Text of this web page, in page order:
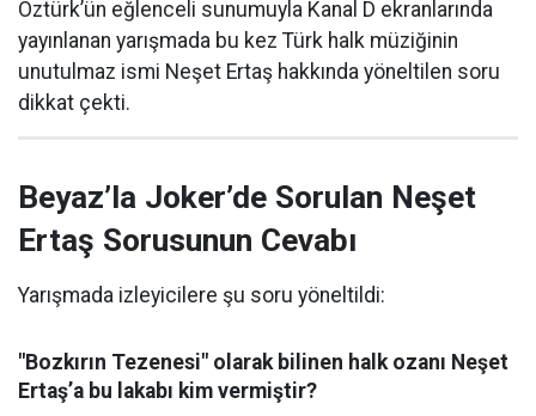
Öztürk’ün eğlenceli sunumuyla Kanal D ekranlarında
yayınlanan yarışmada bu kez Türk halk müziğinin
unutulmaz ismi Neşet Ertaş hakkında yöneltilen soru
dikkat çekti.
Beyaz’la Joker’de Sorulan Neşet
Ertaş Sorusunun Cevabı
Yarışmada izleyicilere şu soru yöneltildi:
"Bozkırın Tezenesi" olarak bilinen halk ozanı Neşet
Ertaş’a bu lakabı kim vermiştir?